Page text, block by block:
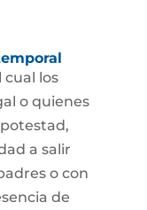
cual los
o quienes
a salir
o con
de